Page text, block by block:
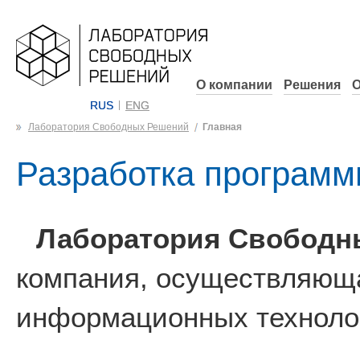
RUS ENG
О компании Решения
Лаборатория Свободных Решений Главная
Разработка
Лаборатория
компания,
информационных